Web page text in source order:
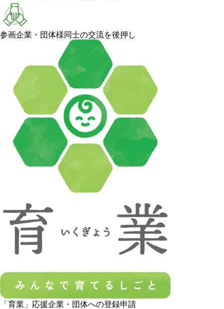
参画企業・団体様同士の交流を後押し
「育業」応援企業・団体への登録申請